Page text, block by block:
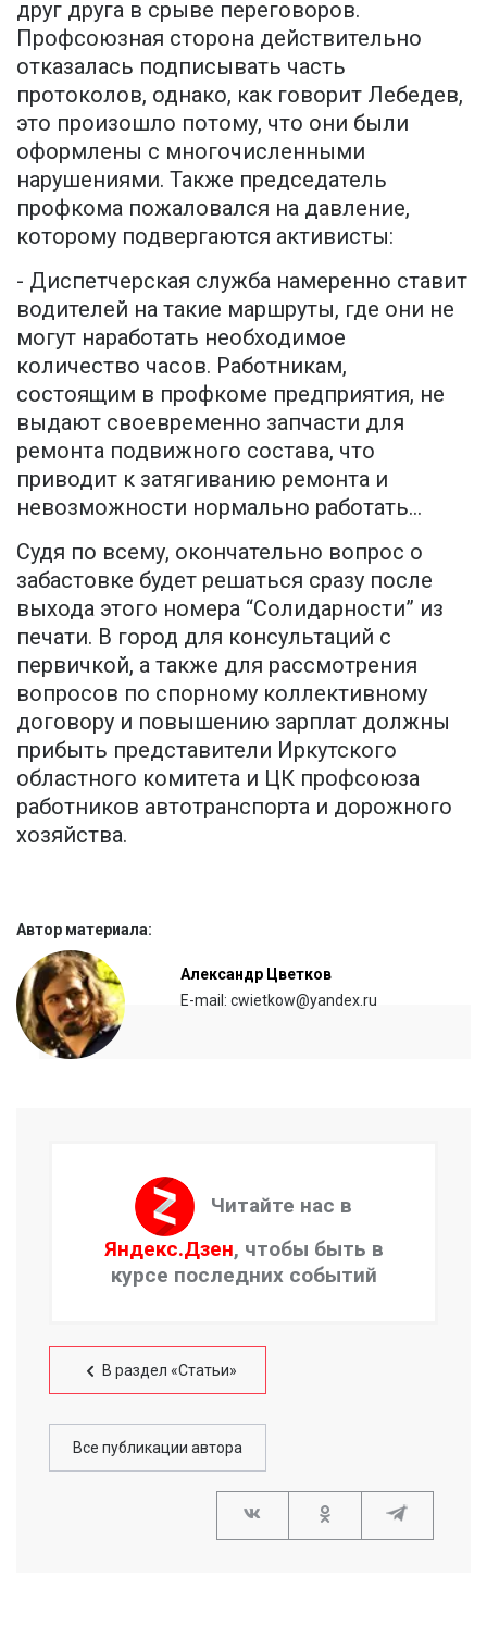
друг друга в срыве переговоров.
Профсоюзная сторона действительно
отказалась подписывать часть
протоколов, однако, как говорит Лебедев,
это произошло потому, что они были
оформлены с многочисленными
нарушениями. Также председатель
профкома пожаловался на давление,
которому подвергаются активисты:
- Диспетчерская служба намеренно ставит
водителей на такие маршруты, где они не
могут наработать необходимое
количество часов. Работникам,
состоящим в профкоме предприятия, не
выдают своевременно запчасти для
ремонта подвижного состава, что
приводит к затягиванию ремонта и
невозможности нормально работать...
Судя по всему, окончательно вопрос о
забастовке будет решаться сразу после
выхода этого номера “Солидарности” из
печати. В город для консультаций с
первичкой, а также для рассмотрения
вопросов по спорному коллективному
договору и повышению зарплат должны
прибыть представители Иркутского
областного комитета и ЦК профсоюза
работников автотранспорта и дорожного
хозяйства.
Автор материала:
Александр Цветков
E-mail: cwietkow@yandex.ru
Читайте нас в
Яндекс.Дзен, чтобы быть в
курсе последних событий
В раздел «Статьи»
Все публикации автора